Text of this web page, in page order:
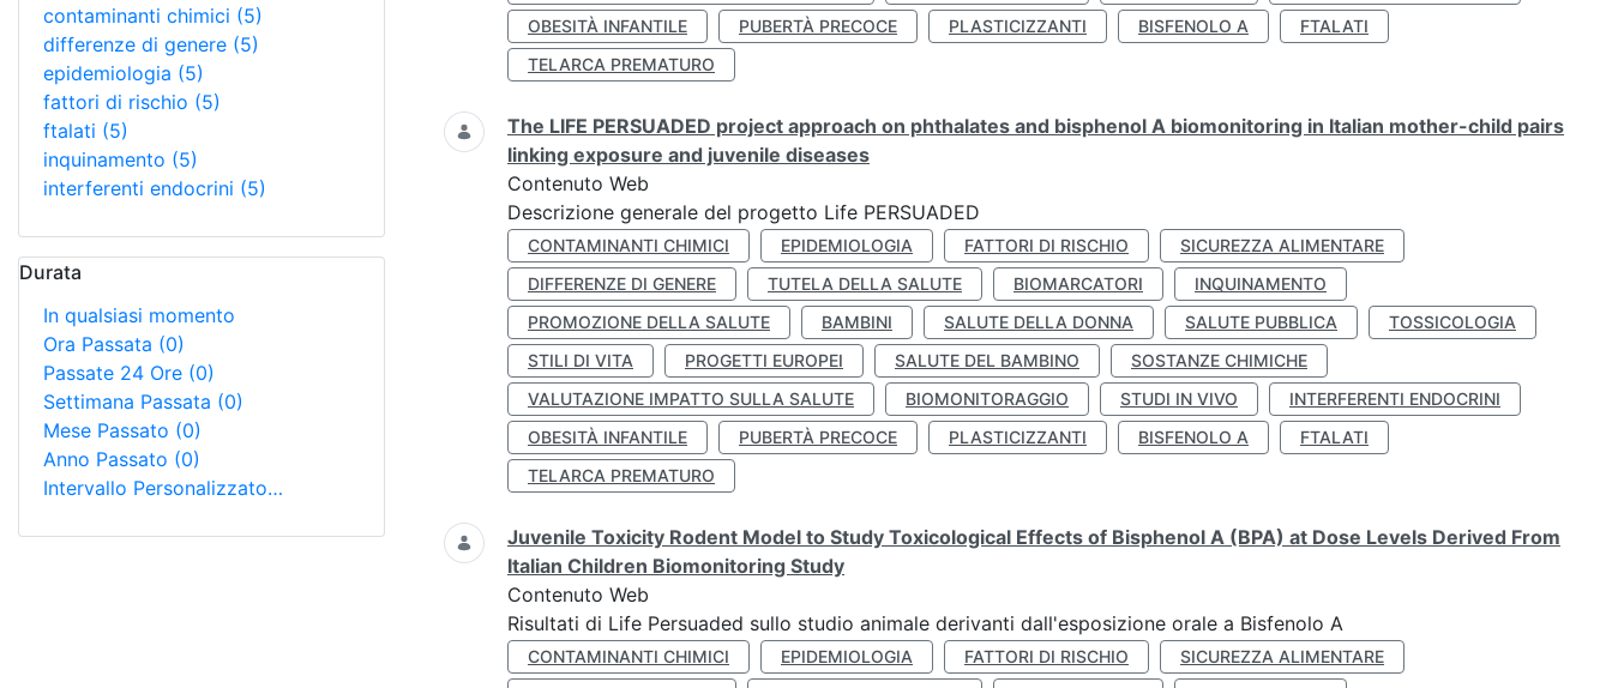
contaminanti chimici (5)
differenze di genere (5)
epidemiologia (5)
fattori di rischio (5)
ftalati (5)
inquinamento (5)
interferenti endocrini (5)
Durata
In qualsiasi momento
Ora Passata (0)
Passate 24 Ore (0)
Settimana Passata (0)
Mese Passato (0)
Anno Passato (0)
Intervallo Personalizzato…
OBESITÀ INFANTILE
PUBERTÀ PRECOCE PLASTICIZZANTI BISFENOLO A
FTALATI
TELARCA PREMATURO
The LIFE PERSUADED project approach on phthalates and bisphenol A biomonitoring in Italian mother-child pairs
linking exposure and juvenile diseases
Contenuto Web
Descrizione generale del progetto Life PERSUADED
CONTAMINANTI CHIMICI EPIDEMIOLOGIA FATTORI DI RISCHIO
SICUREZZA ALIMENTARE
DIFFERENZE DI GENERE
TUTELA DELLA SALUTE BIOMARCATORI
INQUINAMENTO
PROMOZIONE DELLA SALUTE
BAMBINI SALUTE DELLA DONNA SALUTE PUBBLICA
TOSSICOLOGIA
STILI DI VITA
PROGETTI EUROPEI SALUTE DEL BAMBINO
SOSTANZE CHIMICHE
VALUTAZIONE IMPATTO SULLA SALUTE
BIOMONITORAGGIO STUDI IN VIVO
INTERFERENTI ENDOCRINI
OBESITÀ INFANTILE
PUBERTÀ PRECOCE PLASTICIZZANTI BISFENOLO A
FTALATI
TELARCA PREMATURO
Juvenile Toxicity Rodent Model to Study Toxicological Effects of Bisphenol A (BPA) at Dose Levels Derived From
Italian Children Biomonitoring Study
Contenuto Web
Risultati di Life Persuaded sullo studio animale derivanti dall'esposizione orale a Bisfenolo A
CONTAMINANTI CHIMICI EPIDEMIOLOGIA FATTORI DI RISCHIO
SICUREZZA ALIMENTARE